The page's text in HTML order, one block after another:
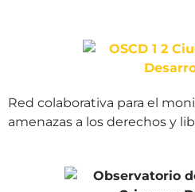
Red colaborativa para el
amenazas a los derechos y